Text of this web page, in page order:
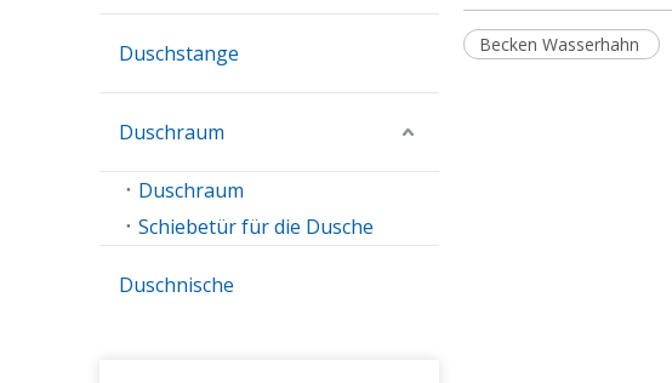
Duschstange
Duschraum
Duschraum
Schiebetür für die Dusche
Duschnische
Becken Wasserhahn